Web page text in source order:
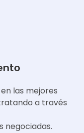
las mejores
a través
negociadas.